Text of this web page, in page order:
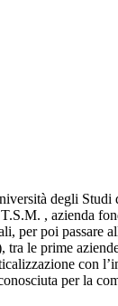
degli
, azienda
per poi
le prime
con
per la